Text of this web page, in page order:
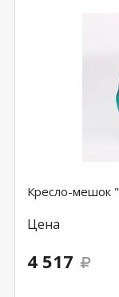
Кресло-мешок
Цена
4 517